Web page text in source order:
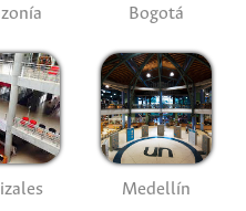
Bogotá
Medellín